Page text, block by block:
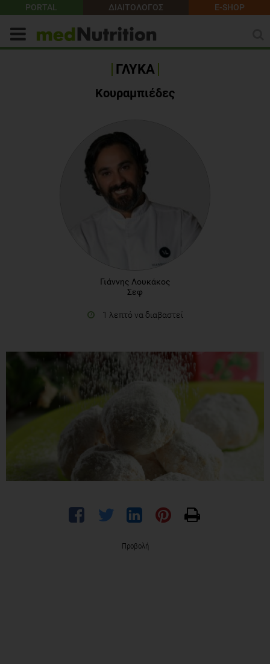
PORTAL ΔΙΑΙΤΟΛΟΓΟΣ E-SHOP
ΓΛΥΚΑ
Κουραμπιέδες
Γιάννης Λουκάκος
Σεφ
1 λεπτό να διαβαστεί
Προβολή